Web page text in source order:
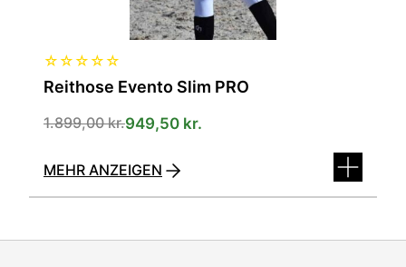
☆ ☆ ☆ ☆ ☆
Reithose Evento Slim PRO
1.899,00kr.949,50 kr.
MEHR ANZEIGEN